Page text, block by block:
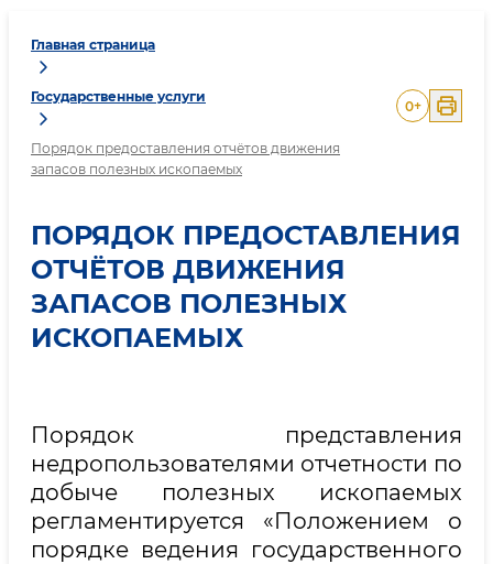
Главная страница
Государственные услуги
Порядок предоставления отчётов движения
запасов полезных ископаемых
0+
ПОРЯДОК ПРЕДОСТАВЛЕНИЯ
ОТЧЁТОВ ДВИЖЕНИЯ
ЗАПАСОВ ПОЛЕЗНЫХ
ИСКОПАЕМЫХ
Порядок представления
недропользователями отчетности по
добыче полезных ископаемых
регламентируется «Положением о
порядке ведения государственного